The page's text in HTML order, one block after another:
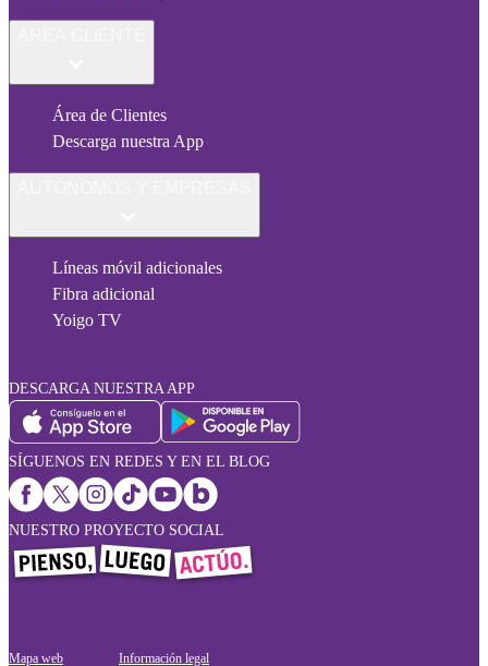
Área de Clientes
Descarga nuestra App
Líneas móvil adicionales
Fibra adicional
Yoigo TV
DESCARGA NUESTRA APP
SÍGUENOS EN REDES Y EN EL BLOG
NUESTRO PROYECTO SOCIAL
Mapa web Información legal